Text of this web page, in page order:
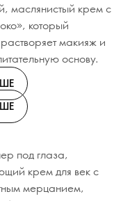
маслянистый крем с
который
макияж и
основу.
под глаза,
крем для век с
мерцанием,